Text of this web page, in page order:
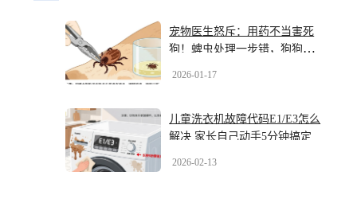
宠物医生怒斥：用药不当害死
狗！蜱虫处理一步错，狗狗高
2026-01-17
儿童洗衣机故障代码E1/E3怎么
解决 家长自己动手5分钟搞定
2026-02-13